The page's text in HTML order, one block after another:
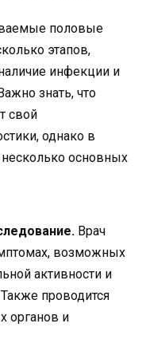
половые
этапов,
инфекции и
знать, что
свой
однако в
основных
Врач
возможных
активности и
проводится
органов и